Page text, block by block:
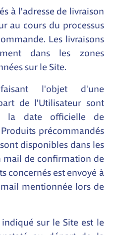
à l'adresse de livraison
au cours du processus
Les livraisons
dans les zones
sur le Site.
l'objet d'une
de l'Utilisateur sont
la date officielle de
précommandés
disponibles dans les
mail de confirmation de
concernés est envoyé à
mentionnée lors de
sur le Site est le